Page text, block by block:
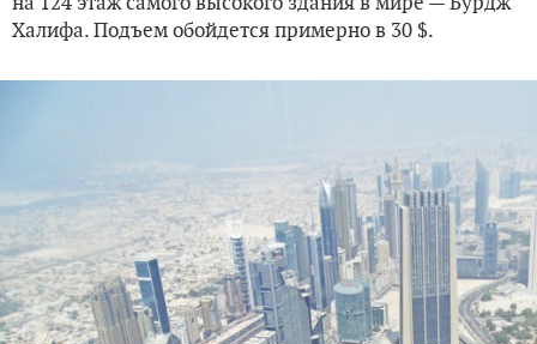
Халифа. Подъем обойдется примерно в 30 $.